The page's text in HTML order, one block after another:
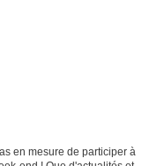
en mesure de participer à